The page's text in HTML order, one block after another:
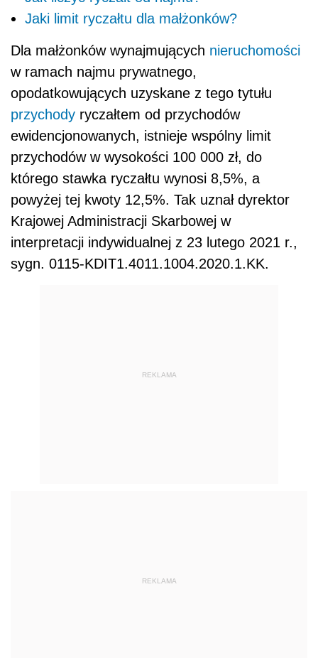
Jaki limit ryczałtu dla małżonków?
Dla małżonków wynajmujących nieruchomości
w ramach najmu prywatnego,
opodatkowujących uzyskane z tego tytułu
przychody ryczałtem od przychodów
ewidencjonowanych, istnieje wspólny limit
przychodów w wysokości 100 000 zł, do
którego stawka ryczałtu wynosi 8,5%, a
powyżej tej kwoty 12,5%. Tak uznał dyrektor
Krajowej Administracji Skarbowej w
interpretacji indywidualnej z 23 lutego 2021 r.,
sygn. 0115-KDIT1.4011.1004.2020.1.KK.
REKLAMA
REKLAMA